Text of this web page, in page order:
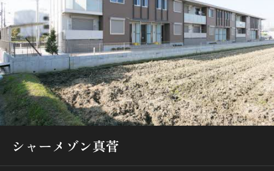
北海道 東北
関東
中部
関西
中国・四国
九州
市区郡・路線・駅から探す
通勤・通学時間から探す
地図から探す
シャーメゾン真菅